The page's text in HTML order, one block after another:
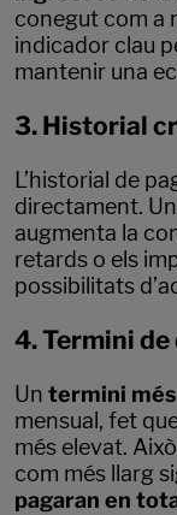
conegut com a
indicador clau
mantenir una
3. Historial
L’historial de
directament.
augmenta la
retards o els
possibilitats
4. Termini
Un termini
mensual, fet
més elevat.
com més llarg
pagaran en